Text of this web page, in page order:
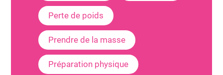
Perte de poids
Prendre de la masse
Préparation physique